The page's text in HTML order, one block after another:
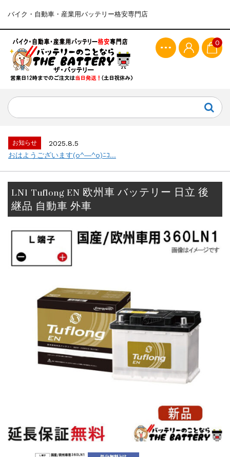
バイク・自動車・産業用バッテリー格安専門店
0
お知らせ
2025.8.5
おはようございます(o^―^o)ﾆｺ...
LN1 Tuflong EN 欧州車 バッテリー 日立 後
継品 自動車 外車